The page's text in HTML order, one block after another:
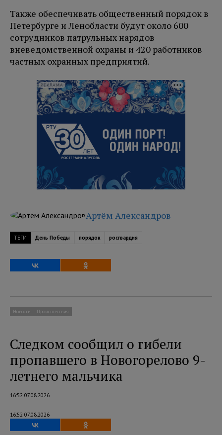
Также обеспечивать общественный порядок в
Петербурге и Ленобласти будут около 600
сотрудников патрульных нарядов
вневедомственной охраны и 420 работников
частных охранных предприятий.
РЕКЛАМА
Артём Александров
ТЕГИ День Победы порядок росгвардия
Новости Происшествия
Следком сообщил о гибели
пропавшего в Новогорелово 9-
летнего мальчика
16:52 07.08.2026
16:52 07.08.2026